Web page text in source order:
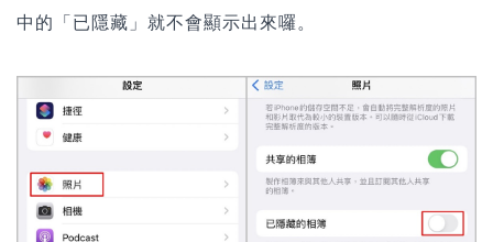
中的「已隱藏」就不會顯示出來囉。